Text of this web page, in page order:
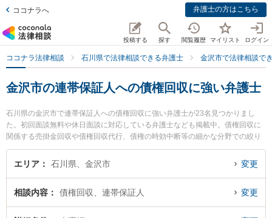
ココナラへ 弁護士の方はこちら
投稿する 探す 閲覧履歴 マイリスト ログイン
ココナラ法律相談 石川県で法律相談できる弁護士 金沢市で法律相談で
金沢市の連帯保証人への債権回収に強い弁護士
石川県の金沢市で連帯保証人への債権回収に強い弁護士が23名見つかりまし
た。初回面談無料や休日面談に対応している弁護士なども掲載中。債権回収に
関係する売掛金回収や債権回収代行、債権の時効中断等の細かな分野での絞り
込み検索もでき便利です。特に中澤法律事務所の中澤 彰孝弁護士や中村・村井
法律事務所の村井 充弁護士、藤野法律事務所の角藤 佑樹弁護士のプロフィール
『連帯保証人への債権回収のトラブル解決の実績豊富な近くの弁護士を検索し
たい』『初回相談無料で連帯保証人への債権回収を法律相談できる金沢市内の
エリア 石川県、金沢市 変更
相談内容 債権回収、連帯保証人 変更